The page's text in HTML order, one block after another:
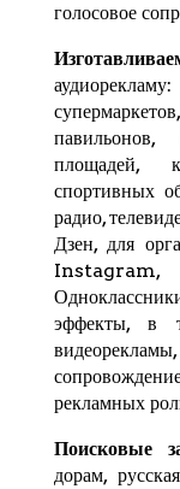
голосовое
площадей,
спортивных
радио,
Дзен, для
Instagram,
эффекты, в
рекламных
Поисковые
дорам,